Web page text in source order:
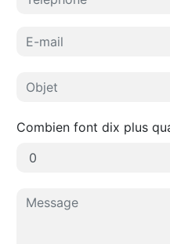
Combien font dix plus